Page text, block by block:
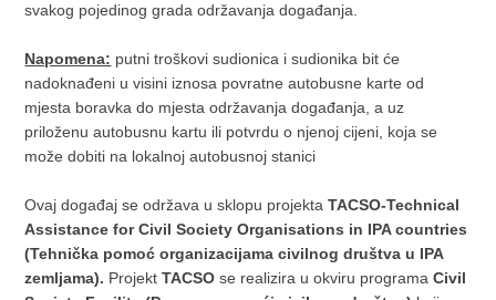
svakog pojedinog grada održavanja događanja.
Napomena: putni troškovi sudionica i sudionika bit će
nadoknađeni u visini iznosa povratne autobusne karte od
mjesta boravka do mjesta održavanja događanja, a uz
priloženu autobusnu kartu ili potvrdu o njenoj cijeni, koja se
može dobiti na lokalnoj autobusnoj stanici
Ovaj događaj se održava u sklopu projektaTACSO-Technical
Assistance for Civil Society Organisations in IPA countries
(Tehnička pomoć organizacijama civilnog društva u IPA
zemljama). ProjektTACSO se realizira u okviru programaCivil